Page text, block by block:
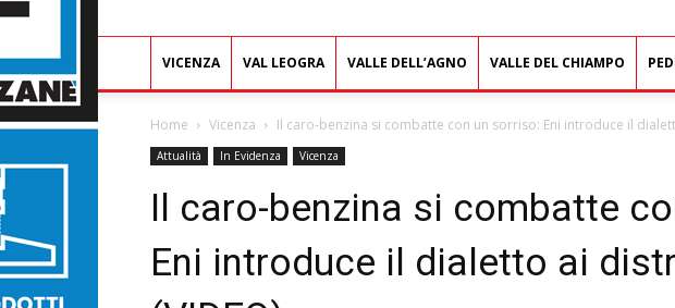
VICENZA VAL LEOGRA VALLE DELL’AGNO VALLE DEL CHIAMPO
Home Vicenza Il caro-benzina si combatte con un sorriso: Eni introduce il
Attualità In Evidenza Vicenza
Il caro-benzina si combatte
Eni introduce il dialetto ai